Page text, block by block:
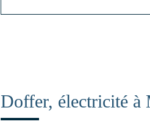
Doffer, électricité à